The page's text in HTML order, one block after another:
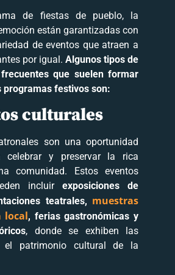
de fiestas de pueblo, la
están garantizadas con
de eventos que atraen a
por igual. Algunos tipos de
que suelen formar
programas festivos son:
culturales
son una oportunidad
celebrar y preservar la rica
comunidad. Estos eventos
incluir exposiciones de
teatrales, muestras
local, ferias gastronómicas y
, donde se exhiben las
el patrimonio cultural de la